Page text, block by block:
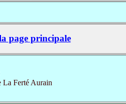
page principale
La Ferté Aurain